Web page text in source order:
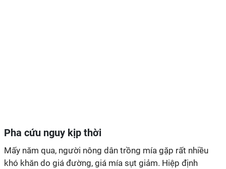
Pha cứu nguy kịp thời
Mấy năm qua, người nông dân trồng mía gặp rất nhiều
khó khăn do giá đường, giá mía sụt giảm. Hiệp định